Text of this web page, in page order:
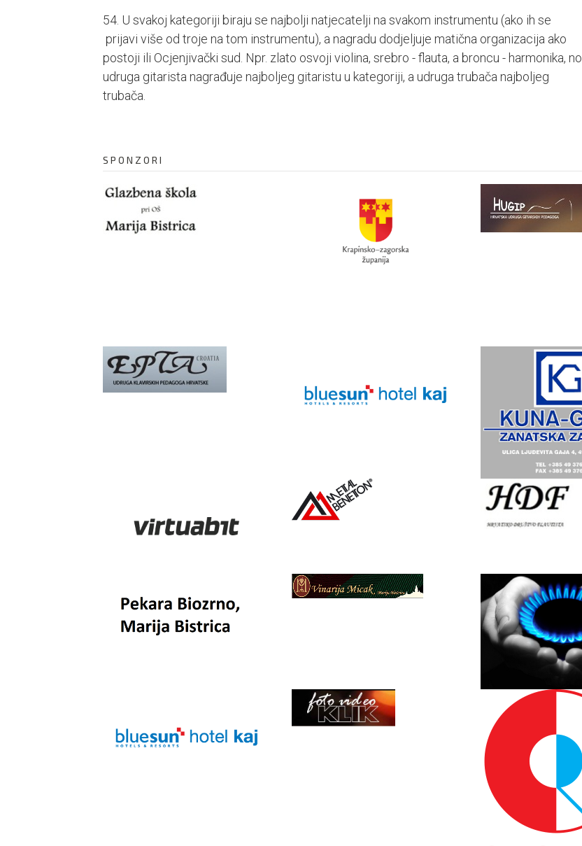
54. U svakoj kategoriji biraju se najbolji natjecatelji na svakom instrumentu (ako ih se
prijavi više od troje na tom instrumentu), a nagradu dodjeljuje matična organizacija ako
postoji ili Ocjenjivački sud. Npr. zlato osvoji violina, srebro - flauta, a broncu - harmonika, no
udruga gitarista nagrađuje najboljeg gitaristu u kategoriji, a udruga trubača najboljeg
trubača.
SPONZORI